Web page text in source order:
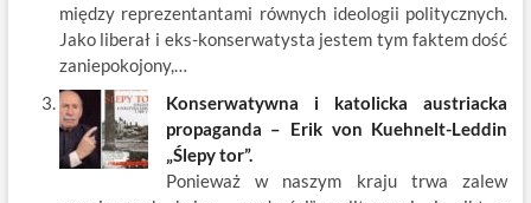
między reprezentantami równych ideologii politycznych.
Jako liberał i eks-konserwatysta jestem tym faktem dość
zaniepokojony,…
Konserwatywna i katolicka austriacka
propaganda – Erik von Kuehnelt-Leddin
„Ślepy tor”.
Ponieważ w naszym kraju trwa zalew